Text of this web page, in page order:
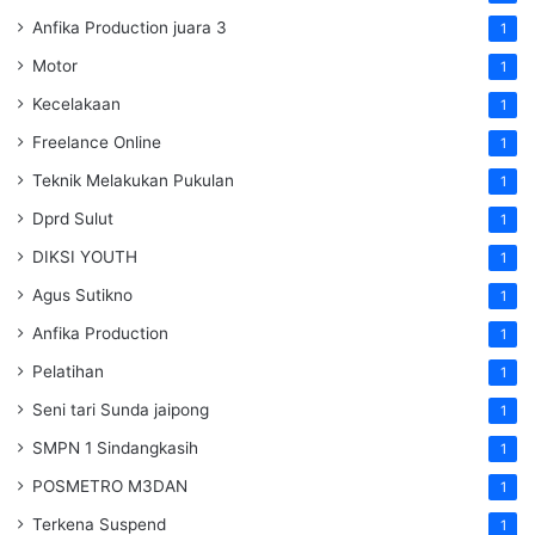
Anfika Production juara 3 1
Motor 1
Kecelakaan 1
Freelance Online 1
Teknik Melakukan Pukulan 1
Dprd Sulut 1
DIKSI YOUTH 1
Agus Sutikno 1
Anfika Production 1
Pelatihan 1
Seni tari Sunda jaipong 1
SMPN 1 Sindangkasih 1
POSMETRO M3DAN 1
Terkena Suspend 1